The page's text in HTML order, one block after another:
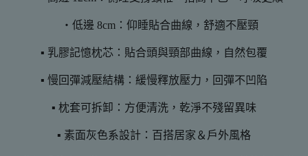
・低邊 8cm：仰睡貼合曲線，舒適不壓頸
▪ 乳膠記憶枕芯：貼合頭與頸部曲線，自然包覆
▪ 慢回彈減壓結構：緩慢釋放壓力，回彈不凹陷
▪ 枕套可拆卸：方便清洗，乾淨不殘留異味
▪ 素面灰色系設計：百搭居家＆戶外風格